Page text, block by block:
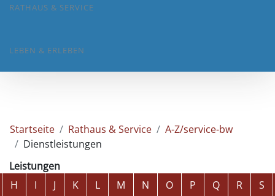
RATHAUS & SERVICE
LEBEN & ERLEBEN
Startseite Rathaus & Service
A-Z/service-bw
Dienstleistungen
Leistungen
Alphabetisches Register überspringen
H I J K L M N O P Q R S